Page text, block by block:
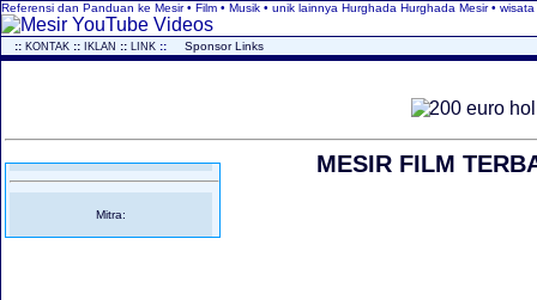
Referensi dan Panduan ke Mesir • Film • Musik • unik lainnya Hurghada Hurghada Mesir •
:: KONTAK :: IKLAN :: LINK :: Sponsor Links
Mitra:
MESIR FILM